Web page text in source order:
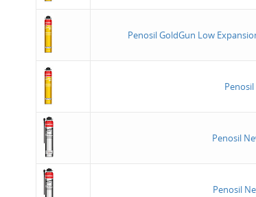
Penosil GoldGun Low
Penosil
Penosil